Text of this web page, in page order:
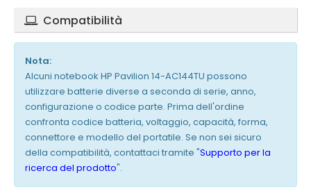
Compatibilità
Nota:
Alcuni notebook HP Pavilion 14-AC144TU possono
utilizzare batterie diverse a seconda di serie, anno,
configurazione o codice parte. Prima dell'ordine
confronta codice batteria, voltaggio, capacità, forma,
connettore e modello del portatile. Se non sei sicuro
della compatibilità, contattaci tramite "Supporto per la
ricerca del prodotto".